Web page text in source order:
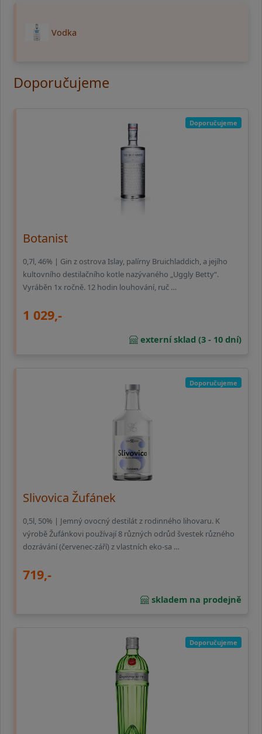
Vodka
Doporučujeme
Doporučujeme
Botanist
0,7l, 46% | Gin z ostrova Islay, palírny Bruichladdich, a jejího
kultovního destilačního kotle nazývaného „Uggly Betty“.
Vyráběn 1x ročně. 12 hodin louhování, ruč …
1 029,-
externí sklad (3 - 10 dní)
Doporučujeme
Slivovica Žufánek
0,5l, 50% | Jemný ovocný destilát z rodinného lihovaru. K
výrobě Žufánkovi používají 8 různých odrůd švestek různého
dozrávání (červenec-září) z vlastních eko-sa …
719,-
skladem na prodejně
Doporučujeme